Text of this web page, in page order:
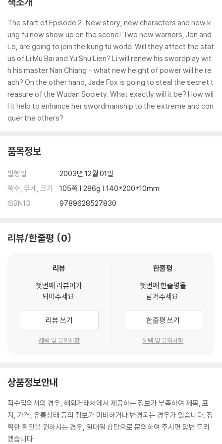
The start of Episode 2! New story, new characters and new k
ung fu now show up on the scene! Two new warriors, Jen and
Lo, are going to join the kung fu world. Will they affect the stat
us of Li Mu Bai and Yu Shu Lien? Li will renew his swordplay wit
h his master Nan Chiang - what new height of power will he re
ach? On the other hand, Jade Fox is going to steal the secret t
reasure of the Wudan Society. What exactly will it be? How wil
l it help to enhance her swordmanship to the extreme and con
quer the others?
품목정보
발행일
2003년 12월 01일
쪽수, 무게, 크기
105쪽 | 286g | 140*200*10mm
ISBN13
9789628527830
리뷰/한줄평 0
리뷰
첫번째 리뷰어가
되어주세요.
리뷰 쓰기
혜택 및 유의사항
한줄평
첫번째 한줄평을
남겨주세요.
한줄평 쓰기
혜택 및 유의사항
상품정보안내
직수입외서의 경우, 해외거래처에서 제공하는 정보가 부족하여 제목, 표
지, 가격, 유통상태 등의 정보가 미비하거나 변경되는 경우가 있습니다. 정
확한 확인을 원하시는 경우, 일대일 상담으로 문의하여 주시면 답변 드리
겠습니다.